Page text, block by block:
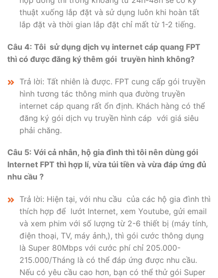
thuật xuống lắp đặt và sử dụng luôn khi hoàn tất
lắp đặt và thời gian lắp đặt chỉ mất từ 1-2 tiếng.
Câu 4: Tôi sử dụng dịch vụ internet cáp quang FPT
thì có được đăng ký thêm gói truyền hình không?
Trả lời: Tất nhiên là được. FPT cung cấp gói truyền
hình tương tác thông minh qua đường truyền
internet cáp quang rất ổn định. Khách hàng có thể
đăng ký gói dịch vụ truyền hình cáp với giá siêu
phải chăng.
Câu 5: Với cả nhân, hộ gia đình thì tôi nên dùng gói
Internet FPT thì hợp lí, vừa túi tiền và vừa đáp ứng đủ
nhu cầu ?
Trả lời: Hiện tại, với nhu cầu của các hộ gia đình thì
thích hợp để lướt Internet, xem Youtube, gửi email
và xem phim với số lượng từ 2-6 thiết bị (máy tính,
điện thoại, TV, máy ảnh,), thì gói cước thông dụng
là Super 80Mbps với cước phí chỉ 205.000-
215.000/Tháng là có thể đáp ứng được nhu cầu.
Nếu có yêu cầu cao hơn, bạn có thể thử gói Super